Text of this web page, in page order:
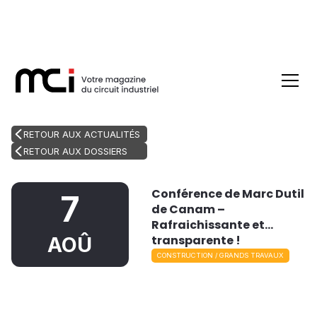
RETOUR AUX ACTUALITÉS
RETOUR AUX DOSSIERS
7
AOÛ
Conférence de Marc Dutil
de Canam –
Rafraichissante et…
transparente !
CONSTRUCTION / GRANDS TRAVAUX